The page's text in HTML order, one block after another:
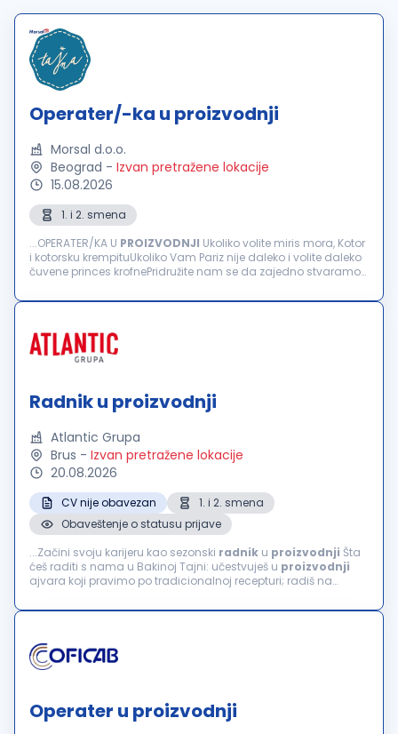
Operater/-ka u proizvodnji
Morsal d.o.o.
Beograd - Izvan pretražene lokacije
15.08.2026
1. i 2. smena
...OPERATER/KA U PROIZVODNJI Ukoliko volite miris mora, Kotor
i kotorsku krempituUkoliko Vam Pariz nije daleko i volite daleko
čuvene princes krofnePridružite nam se da zajedno stvaramo
jedinstvene...
Radnik u proizvodnji
Atlantic Grupa
Brus - Izvan pretražene lokacije
20.08.2026
CV nije obavezan
1. i 2. smena
Obaveštenje o statusu prijave
...Začini svoju karijeru kao sezonski radnik u proizvodnji Šta
ćeš raditi s nama u Bakinoj Tajni: učestvuješ u proizvodnji
ajvara koji pravimo po tradicionalnoj recepturi; radiš na
radiš...
Operater u proizvodnji